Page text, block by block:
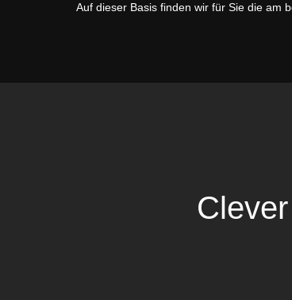
Auf dieser Basis finden wir für Sie die am